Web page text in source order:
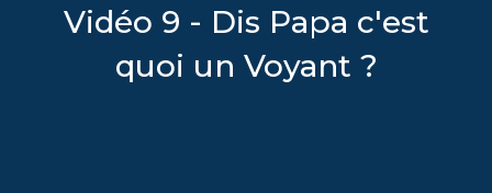
Vidéo 9 - Dis Papa c'est
quoi un Voyant ?